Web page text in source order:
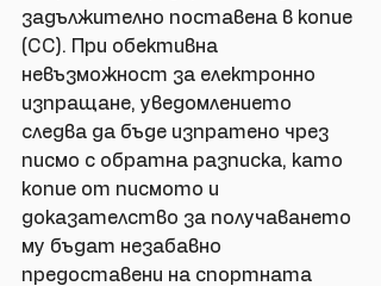
задължително поставена в копие
(CC). При обективна
невъзможност за електронно
изпращане, уведомлението
следва да бъде изпратено чрез
писмо с обратна разписка, като
копие от писмото и
доказателство за получаването
му бъдат незабавно
предоставени на спортната